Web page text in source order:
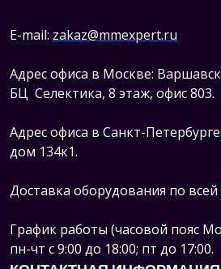
E-mail: zakaz@mmexpert.ru
Адрес офиса в Москве:
БЦ Селектика, 8 этаж, офис 803.
Адрес офиса в Санкт-
дом 134к1.
Доставка оборудования по всей
График работы (часовой пояс
пн-чт с 9:00 до 18:00; пт до 17:00.